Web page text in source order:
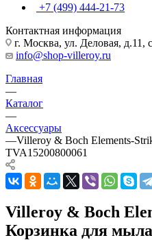
+7 (499) 444-21-73
Контактная информация
г. Москва, ул. Деловая, д.11,
info@shop-villeroy.ru
Главная
—
Каталог
—
Аксессуары
—Villeroy & Boch Elements-
TVA15200800061
Villeroy & Boch
Корзинка для